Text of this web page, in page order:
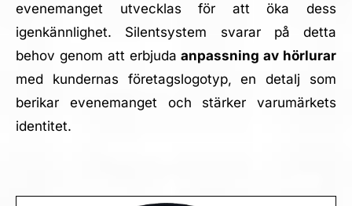
evenemanget utvecklas för att öka dess
igenkännlighet. Silentsystem svarar på detta
behov genom att erbjudaanpassning av hörlurar
med kundernas företagslogotyp, en detalj som
berikar evenemanget och stärker varumärkets
identitet.